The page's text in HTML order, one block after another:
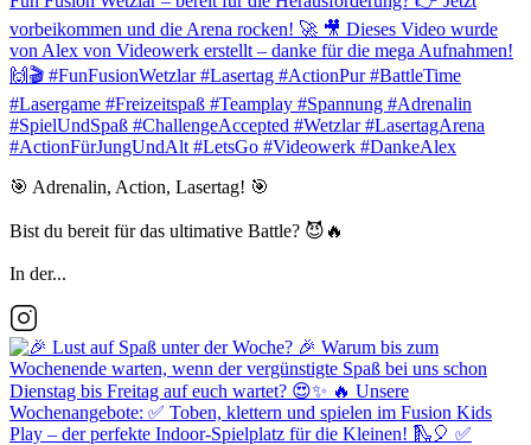
🎯 Adrenalin, Action, Lasertag! 🎯
Bist du bereit für das ultimative Battle? 😈🔥
In der...